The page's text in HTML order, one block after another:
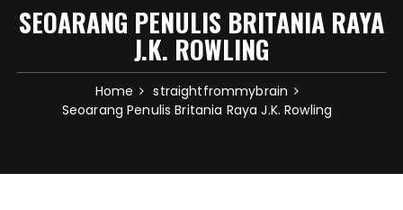
SEOARANG PENULIS BRITANIA RAYA
J.K. ROWLING
Home
straightfrommybrain
Seoarang Penulis Britania Raya J.K. Rowling